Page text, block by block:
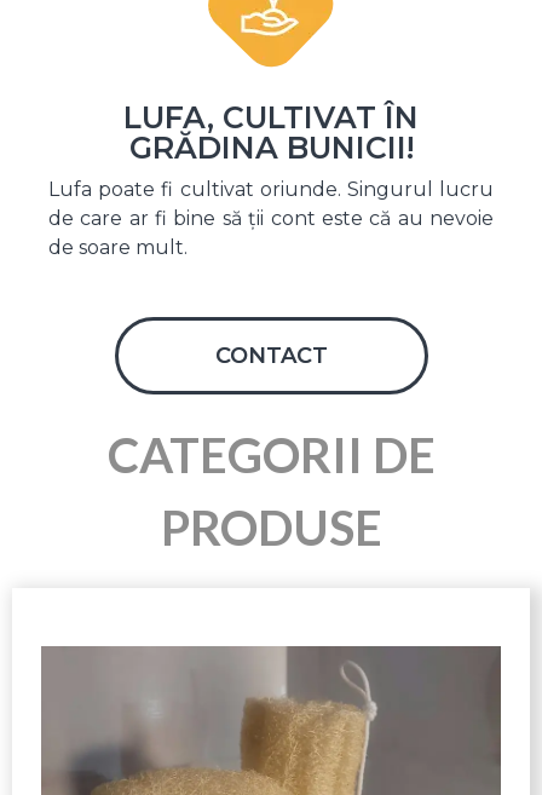
LUFA, CULTIVAT ÎN
GRĂDINA BUNICII!
Lufa poate fi cultivat oriunde. Singurul lucru
de care ar fi bine să ții cont este că au nevoie
de soare mult.
CONTACT
CATEGORII DE
PRODUSE